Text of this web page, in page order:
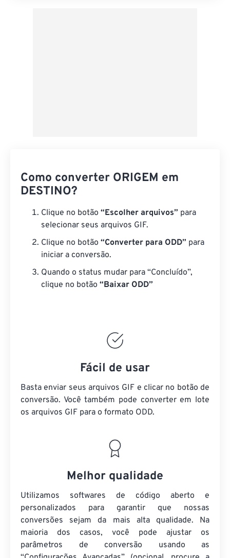
Como converter ORIGEM em
DESTINO?
Clique no botão “Escolher arquivos” para
selecionar seus arquivos GIF.
Clique no botão “Converter para ODD” para
iniciar a conversão.
Quando o status mudar para “Concluído”,
clique no botão “Baixar ODD”
Fácil de usar
Basta enviar seus arquivos GIF e clicar no botão de
conversão. Você também pode converter em lote
os arquivos GIF para o formato ODD.
Melhor qualidade
Utilizamos softwares de código aberto e
personalizados para garantir que nossas
conversões sejam da mais alta qualidade. Na
maioria dos casos, você pode ajustar os
parâmetros de conversão usando as